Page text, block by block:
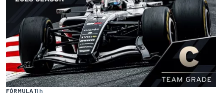
FÓRMULA 11 h